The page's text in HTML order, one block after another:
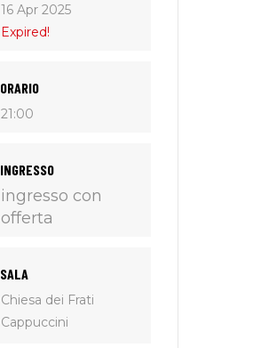
16 Apr 2025
Expired!
ORARIO
21:00
INGRESSO
ingresso con
offerta
SALA
Chiesa dei Frati
Cappuccini